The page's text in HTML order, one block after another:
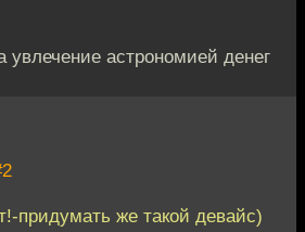
увлечение астрономией денег
придумать же такой девайс)